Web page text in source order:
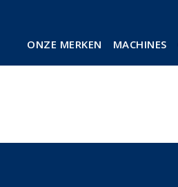
ONZE MERKEN MACHINES